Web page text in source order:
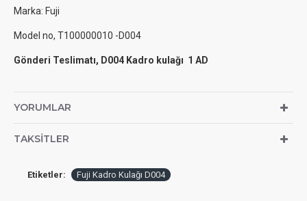
Marka: Fuji
Model no, T100000010 -D004
Gönderi Teslimatı, D004 Kadro kulağı 1 AD
YORUMLAR
TAKSITLER
Etiketler: Fuji Kadro Kulağı D004